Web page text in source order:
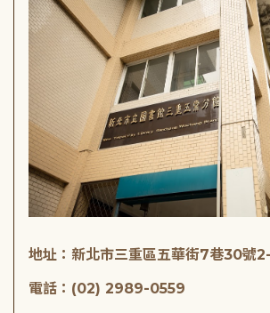
地址：新北市三重區五華街7巷30號
電話：(02) 2989-0559